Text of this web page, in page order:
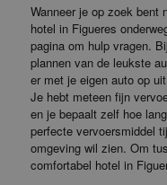
Wanneer je op zoek bent
hotel in Figueres
pagina om hulp vragen.
plannen van de leukste
er met je eigen auto op
Je hebt meteen fijn
en je bepaalt zelf hoe
perfecte vervoersmiddel
omgeving wil zien. Om
comfortabel hotel in